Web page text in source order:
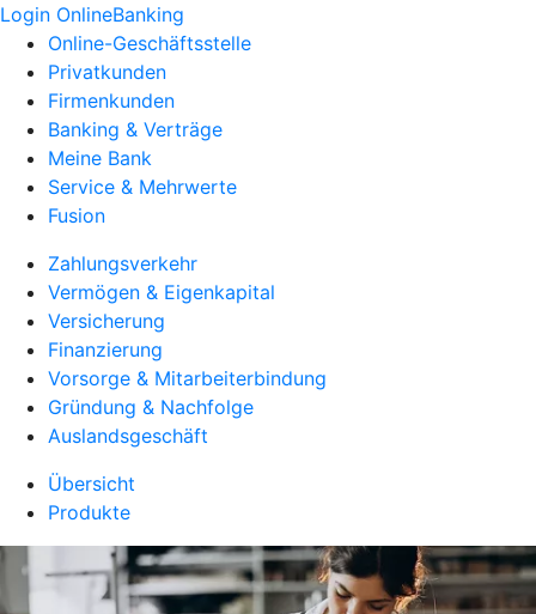
Login OnlineBanking
Online-Geschäftsstelle
Privatkunden
Firmenkunden
Banking & Verträge
Meine Bank
Service & Mehrwerte
Fusion
Zahlungsverkehr
Vermögen & Eigenkapital
Versicherung
Finanzierung
Vorsorge & Mitarbeiterbindung
Gründung & Nachfolge
Auslandsgeschäft
Übersicht
Produkte